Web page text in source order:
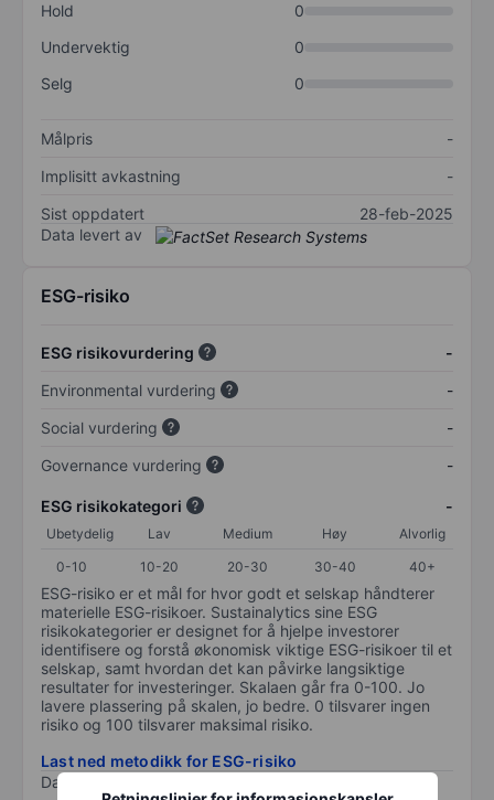
Hold
0
Undervektig
0
Selg
0
Målpris
-
Implisitt avkastning
-
Sist oppdatert
28-feb-2025
Data levert av
ESG-risiko
ESG risikovurdering
-
Environmental vurdering
-
Social vurdering
-
Governance vurdering
-
ESG risikokategori -
Ubetydelig Lav Medium Høy
Alvorlig
0-10
10-20 20-30 30-40 40+
ESG-risiko er et mål for hvor godt et selskap håndterer
materielle ESG-risikoer. Sustainalytics sine ESG
risikokategorier er designet for å hjelpe investorer
identifisere og forstå økonomisk viktige ESG-risikoer til et
selskap, samt hvordan det kan påvirke langsiktige
resultater for investeringer. Skalaen går fra 0-100. Jo
lavere plassering på skalen, jo bedre. 0 tilsvarer ingen
risiko og 100 tilsvarer maksimal risiko.
Last ned metodikk for ESG-risiko
Data levert av